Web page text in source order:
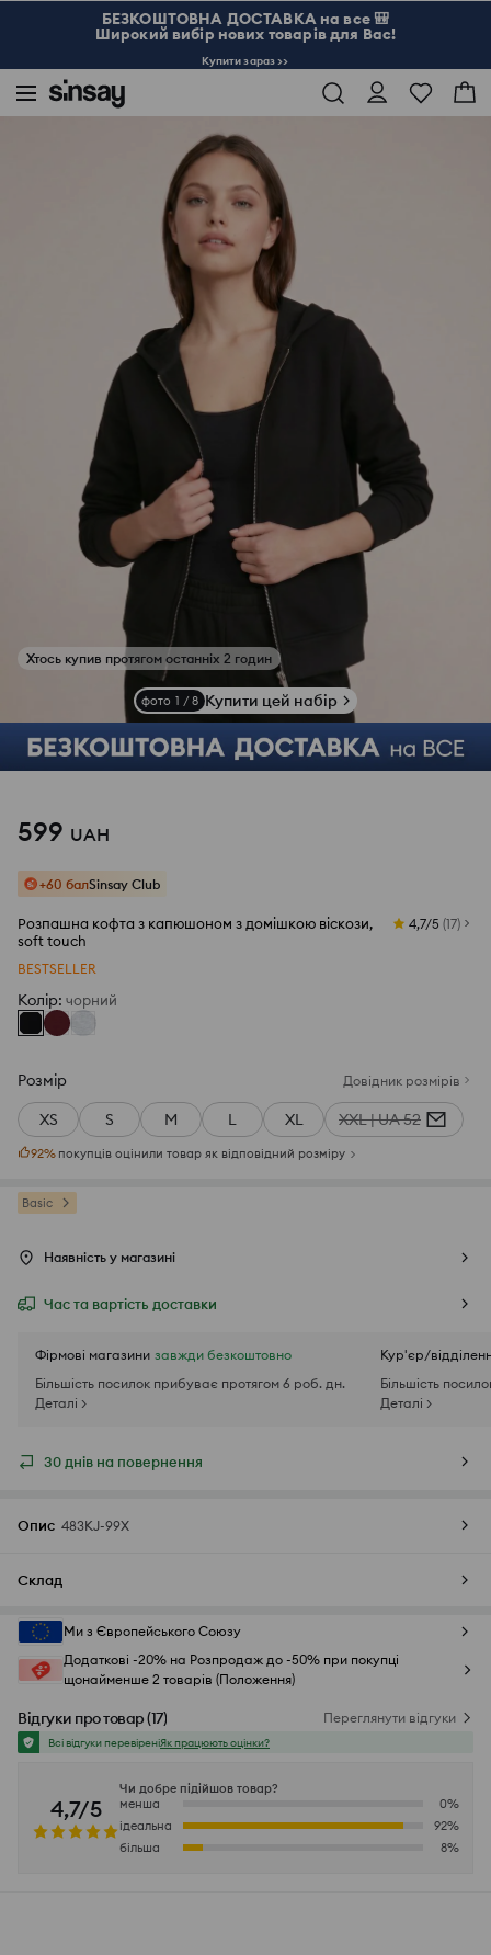
БЕЗКОШТОВНА ДОСТАВКА на все 🎒
Широкий вибір нових товарів для Вас!
Купити зараз >>
Розпашна кофта з капюшоном з домішкою віскози, soft touch
фото 1 / 8 Купити цей набір
599 UAH
+60 балSinsay Club
Розпашна кофта з капюшоном з домішкою віскози,
soft touch
4,7/5 (17)
BESTSELLER
Колір: чорний
Розмір Довідник розмірів
XS S M L XL XXL | UA 52
92% покупців оцінили товар як відповідний розміру
Basic
Наявність у магазині
Час та вартість доставки
Фірмові магазини завжди безкоштовно
Більшість посилок прибуває протягом 6 роб. дн.
Деталі >
Кур'єр/
Більшість
Деталі >
30 днів на повернення
Опис 483KJ-99X
Склад
Ми з Європейського Союзу
Додаткові -20% на Розпродаж до -50% при покупці
щонайменше 2 товарів (Положення)
Відгуки про товар(17) Переглянути відгуки
Всі відгуки перевіреніЯк працюють оцінки?
4,7/5
Чи добре підійшов товар?
менша
0%
ідеальна
92%
більша
8%